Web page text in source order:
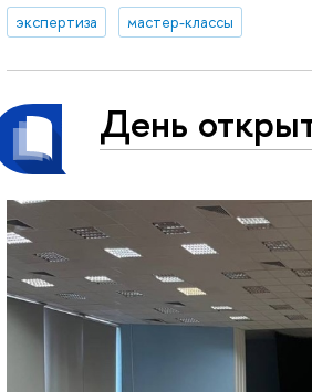
экспертиза мастер-классы
День